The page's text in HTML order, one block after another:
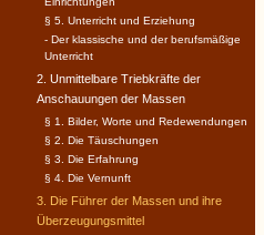
§ 5. Unterricht und Erziehung
- Der klassische und der berufsmäßige
Unterricht
2. Unmittelbare Triebkräfte der
Anschauungen der Massen
§ 1. Bilder, Worte und Redewendungen
§ 2. Die Täuschungen
§ 3. Die Erfahrung
§ 4. Die Vernunft
3. Die Führer der Massen und ihre
Überzeugungsmittel